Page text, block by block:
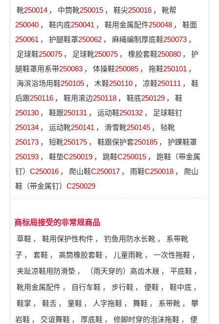
靴250014 ， 中筒靴250015 ， 鞋尖250016 ，
靴帮
250040 ， 鞋内底250041 ， 鞋用金属配件250048 ，
鞋面
250061 ， 护腿鞋罩250062 ， 麻绳编制厚底鞋250073 ，
足球鞋250075 ， 足球靴250075 ， 橡胶套鞋250080 ，
护
腿鞋罩用系带250083 ， 体操鞋250085 ， 拖鞋250101 ，
海滨浴场用鞋250105 ， 木鞋250110 ， 凉鞋250111 ，
鞋
后跟250116 ， 鞋用滚边250118 ， 鞋底250129 ，
鞋
250130 ， 鞋跟250131 ， 运动鞋250132 ，
足球鞋钉
250134 ， 运动靴250141 ， 滑雪靴250145 ，
毡靴
250173 ， 短靴250175 ， 鞋跟保护套250185 ，
护踝鞋罩
250193 ， 鞋垫C250019 ， 跳鞋C250015 ，
跑鞋（带金属
钉） C250016 ， 爬山鞋C250017 ， 雨鞋C250018 ，
爬山
鞋（带金属钉） C250029
商标局接受的非常规商品
草鞋 ， 鞋用保护性构件 ， 钓鱼用防水长靴 ，
系带靴
子 ， 套鞋 ， 高筒橡胶套鞋 ， 儿童雨靴 ， 一次性拖鞋 ，
夹趾凉鞋用防滑垫 ， （雨天穿的）高齿木屐 ， 平底鞋 ，
靴用金属配件 ， 自行车鞋 ， 步行鞋 ， 便鞋 ， 鞋中底 ，
鞋掌 ， 鞋舌 ， 童鞋 ， 人字拖鞋 ， 舞鞋 ， 系带靴 ，
攀
岩鞋 ， 交谊舞鞋 ， 厚底鞋 ， 修脚时穿的泡沫拖鞋 ，
便